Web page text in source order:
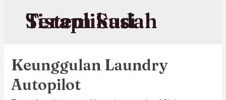
Sistem Sudah Teraplikasi
Keunggulan Laundry
Autopilot